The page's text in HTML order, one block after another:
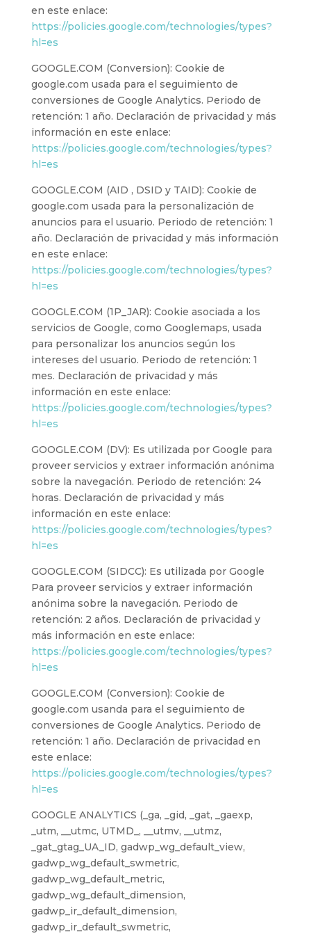
en este enlace:
https://policies.google.com/technologies/types?
hl=es
GOOGLE.COM (Conversion): Cookie de
google.com usada para el seguimiento de
conversiones de Google Analytics. Periodo de
retención: 1 año. Declaración de privacidad y más
información en este enlace:
https://policies.google.com/technologies/types?
hl=es
GOOGLE.COM (AID , DSID y TAID): Cookie de
google.com usada para la personalización de
anuncios para el usuario. Periodo de retención: 1
año. Declaración de privacidad y más información
en este enlace:
https://policies.google.com/technologies/types?
hl=es
GOOGLE.COM (1P_JAR): Cookie asociada a los
servicios de Google, como Googlemaps, usada
para personalizar los anuncios según los
intereses del usuario. Periodo de retención: 1
mes. Declaración de privacidad y más
información en este enlace:
https://policies.google.com/technologies/types?
hl=es
GOOGLE.COM (DV): Es utilizada por Google para
proveer servicios y extraer información anónima
sobre la navegación. Periodo de retención: 24
horas. Declaración de privacidad y más
información en este enlace:
https://policies.google.com/technologies/types?
hl=es
GOOGLE.COM (SIDCC): Es utilizada por Google
Para proveer servicios y extraer información
anónima sobre la navegación. Periodo de
retención: 2 años. Declaración de privacidad y
más información en este enlace:
https://policies.google.com/technologies/types?
hl=es
GOOGLE.COM (Conversion): Cookie de
google.com usanda para el seguimiento de
conversiones de Google Analytics. Periodo de
retención: 1 año. Declaración de privacidad en
este enlace:
https://policies.google.com/technologies/types?
hl=es
GOOGLE ANALYTICS (_ga, _gid, _gat, _gaexp,
_utm, __utmc, UTMD_, __utmv, __utmz,
_gat_gtag_UA_ID, gadwp_wg_default_view,
gadwp_wg_default_swmetric,
gadwp_wg_default_metric,
gadwp_wg_default_dimension,
gadwp_ir_default_dimension,
gadwp_ir_default_swmetric,